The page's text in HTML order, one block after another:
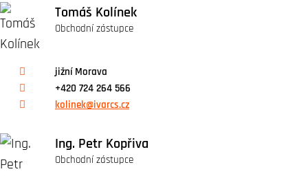
Tomáš Kolínek
Obchodní zástupce
jižní Morava
+420 724 264 566
kolinek@ivarcs.cz
Ing. Petr Kopřiva
Obchodní zástupce